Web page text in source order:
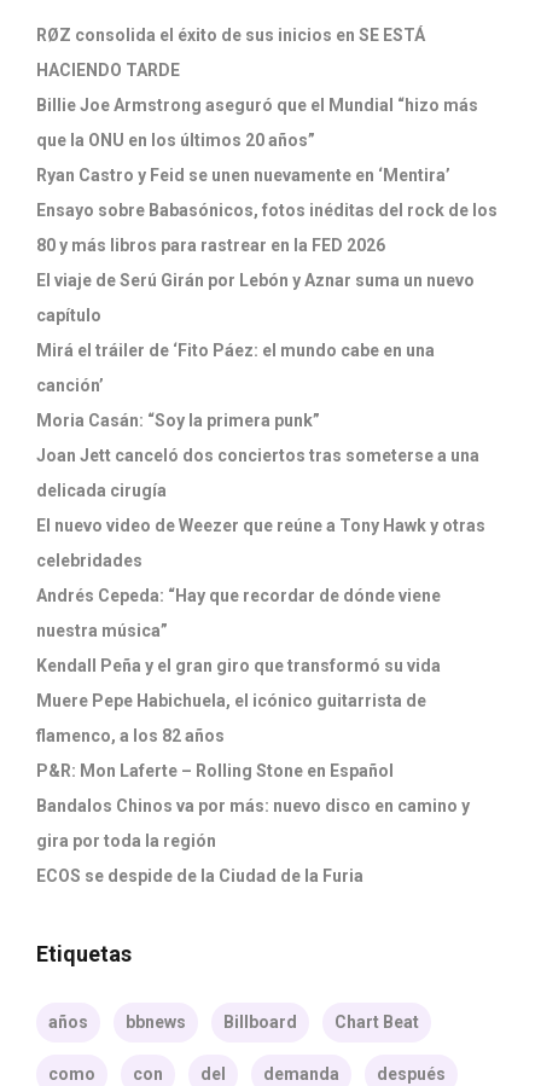
RØZ consolida el éxito de sus inicios en SE ESTÁ
HACIENDO TARDE
Billie Joe Armstrong aseguró que el Mundial “hizo más
que la ONU en los últimos 20 años”
Ryan Castro y Feid se unen nuevamente en ‘Mentira’
Ensayo sobre Babasónicos, fotos inéditas del rock de los
80 y más libros para rastrear en la FED 2026
El viaje de Serú Girán por Lebón y Aznar suma un nuevo
capítulo
Mirá el tráiler de ‘Fito Páez: el mundo cabe en una
canción’
Moria Casán: “Soy la primera punk”
Joan Jett canceló dos conciertos tras someterse a una
delicada cirugía
El nuevo video de Weezer que reúne a Tony Hawk y otras
celebridades
Andrés Cepeda: “Hay que recordar de dónde viene
nuestra música”
Kendall Peña y el gran giro que transformó su vida
Muere Pepe Habichuela, el icónico guitarrista de
flamenco, a los 82 años
P&R: Mon Laferte – Rolling Stone en Español
Bandalos Chinos va por más: nuevo disco en camino y
gira por toda la región
ECOS se despide de la Ciudad de la Furia
Etiquetas
años bbnews Billboard Chart Beat
como con del demanda después